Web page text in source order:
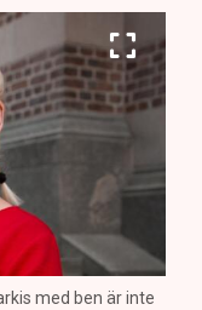
med ben är inte